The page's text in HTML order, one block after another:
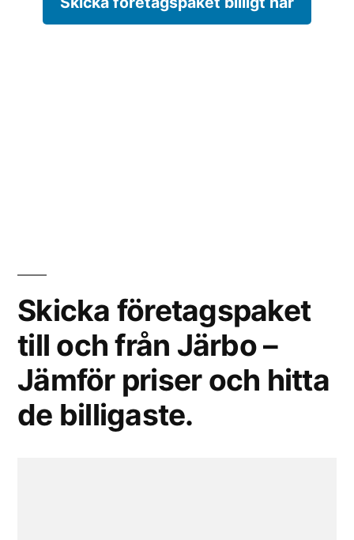
Skicka företagspaket
till och från Järbo –
Jämför priser och hitta
de billigaste.